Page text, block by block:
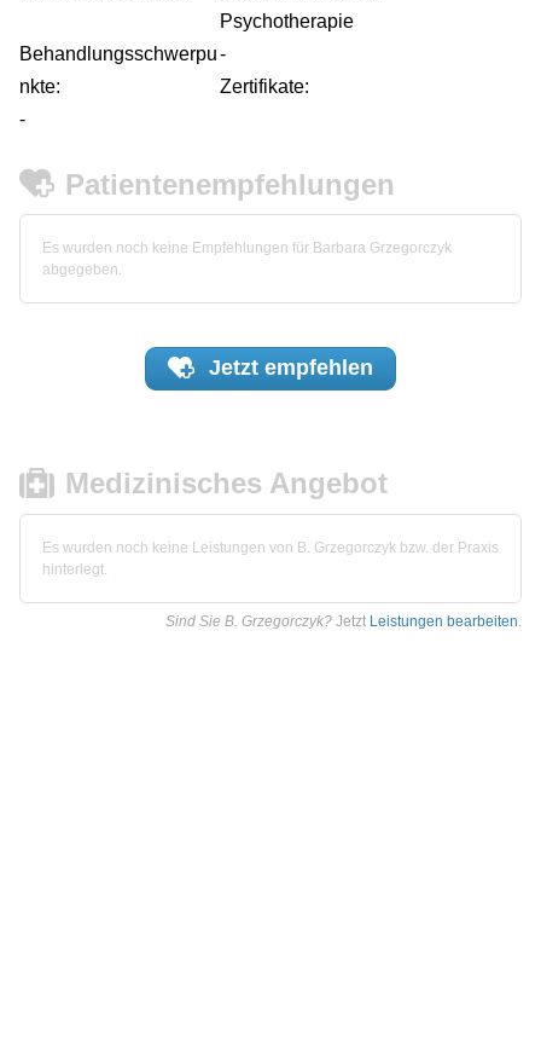
Psychotherapie
Behandlungsschwerpu
nkte:
-
Zertifikate:
-
Patientenempfehlungen
Es wurden noch keine Empfehlungen für Barbara Grzegorczyk
abgegeben.
Jetzt empfehlen
Medizinisches Angebot
Es wurden noch keine Leistungen von B. Grzegorczyk bzw. der Praxis
hinterlegt.
Sind Sie B. Grzegorczyk? Jetzt Leistungen bearbeiten.